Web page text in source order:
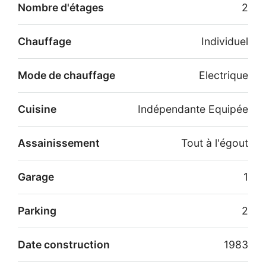
Nombre d'étages 2
Chauffage Individuel
Mode de chauffage Electrique
Cuisine Indépendante Equipée
Assainissement Tout à l'égout
Garage 1
Parking 2
Date construction 1983